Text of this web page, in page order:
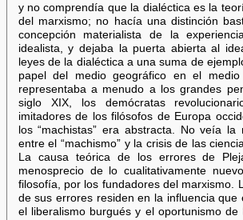
y no comprendía que la dialéctica es la
del marxismo; no hacía una distinción
concepción materialista de la
idealista, y dejaba la puerta abierta al
leyes de la dialéctica a una suma de
papel del medio geográfico en el
representaba a menudo a los grandes
siglo XIX, los demócratas
imitadores de los filósofos de Europa
los “machistas” era abstracta. No veía la
entre el “machismo” y la crisis de las
La causa teórica de los errores de
menosprecio de lo cualitativamente
filosofía, por los fundadores del marxismo.
de sus errores residen en la influencia que
el liberalismo burgués y el oportunismo de